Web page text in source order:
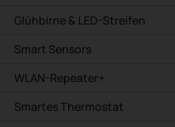
Glühbirne & LED-Streifen
Smart Sensors
WLAN-Repeater+
Smartes Thermostat